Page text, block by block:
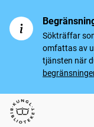
Sökträffar
omfattas av
tjänsten när
Svenska tidningar